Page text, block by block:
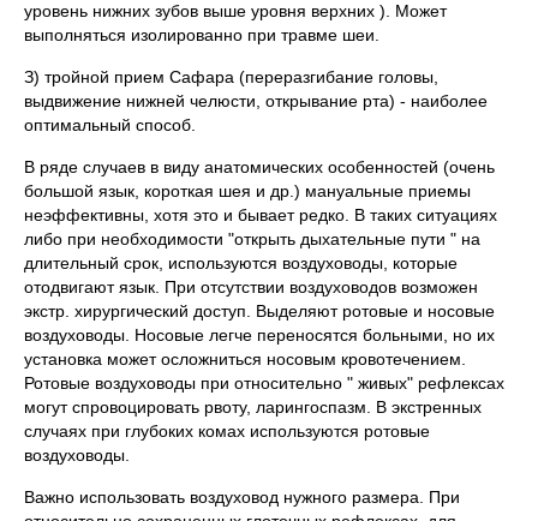
уровень нижних зубов выше уровня верхних ). Может
выполняться изолированно при травме шеи.
З) тройной прием Сафара (переразгибание головы,
выдвижение нижней челюсти, открывание рта) - наиболее
оптимальный способ.
В ряде случаев в виду анатомических особенностей (очень
большой язык, короткая шея и др.) мануальные приемы
неэффективны, хотя это и бывает редко. В таких ситуациях
либо при необходимости "открыть дыхательные пути " на
длительный срок, используются воздуховоды, которые
отодвигают язык. При отсутствии воздуховодов возможен
экстр. хирургический доступ. Выделяют ротовые и носовые
воздуховоды. Носовые легче переносятся больными, но их
установка может осложниться носовым кровотечением.
Ротовые воздуховоды при относительно " живых" рефлексах
могут спровоцировать рвоту, ларингоспазм. В экстренных
случаях при глубоких комах используются ротовые
воздуховоды.
Важно использовать воздуховод нужного размера. При